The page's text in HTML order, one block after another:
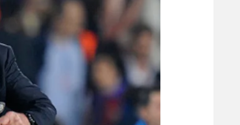
מדיניות פרטיות
תקנון פעילות ספורט 1
רשיון להקרנה פומבית לבית עסק
הצטרפות לחבילת הערוצים
לוח דרושים – ג'ובנט
המגזין